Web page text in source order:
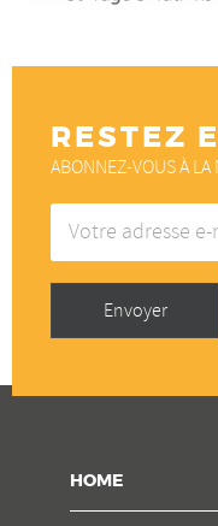
RESTEZ
ABONNEZ-VOUS À LA
adresse
mail
Envoyer
HOME